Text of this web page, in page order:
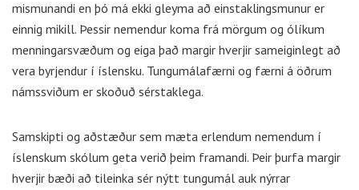
mismunandi en þó má ekki gleyma að einstaklingsmunur er
einnig mikill. Þessir nemendur koma frá mörgum og ólíkum
menningarsvæðum og eiga það margir hverjir sameiginlegt að
vera byrjendur í íslensku. Tungumálafærni og færni á öðrum
námssviðum er skoðuð sérstaklega.
Samskipti og aðstæður sem mæta erlendum nemendum í
íslenskum skólum geta verið þeim framandi. Þeir þurfa margir
hverjir bæði að tileinka sér nýtt tungumál auk nýrrar